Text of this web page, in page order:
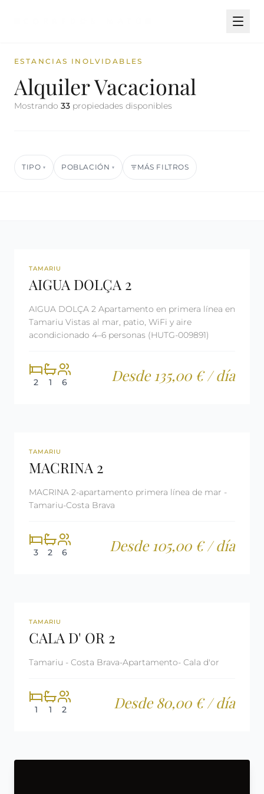
ESTANCIAS INOLVIDABLES
Alquiler Vacacional
Mostrando 33 propiedades disponibles
TIPO ▾ POBLACIÓN ▾ MÁS FILTROS
REF: CM24
TAMARIU
AIGUA DOLÇA 2
AIGUA DOLÇA 2 Apartamento en primera línea en
Tamariu Vistas al mar, patio, WiFi y aire
acondicionado 4–6 personas (HUTG-009891)
2 1 6 Desde 135,00 € / día
REF: CM937
TAMARIU
MACRINA 2
MACRINA 2-apartamento primera línea de mar -
Tamariu-Costa Brava
3 2 6 Desde 105,00 € / día
REF: CM2365
TAMARIU
CALA D' OR 2
Tamariu - Costa Brava-Apartamento- Cala d'or
1 1 2 Desde 80,00 € / día